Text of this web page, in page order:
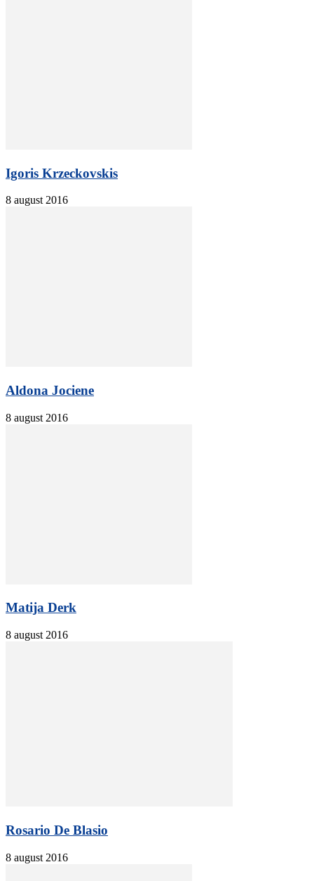
Igoris Krzeckovskis
8 august 2016
Aldona Jociene
8 august 2016
Matija Derk
8 august 2016
Rosario De Blasio
8 august 2016